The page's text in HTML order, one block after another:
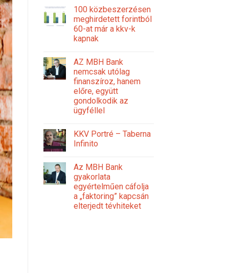
100 közbeszerzésen
meghirdetett forintból
60-at már a kkv-k
kapnak
AZ MBH Bank
nemcsak utólag
finanszíroz, hanem
előre, együtt
gondolkodik az
ügyféllel
KKV Portré – Taberna
Infinito
Az MBH Bank
gyakorlata
egyértelműen cáfolja
a „faktoring” kapcsán
elterjedt tévhiteket